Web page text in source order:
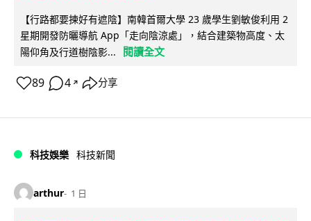
【行路都要揀好有遮陰】南韓首爾大學 23 歲學生劉敏俊利用 2
星期開發防曬導航 App「走向陰涼處」，結合建築物高度、太
陽仰角及行道樹陰影...
閱讀全文
89 4 ↗ 分享
科技娛樂 科技新聞
arthur 1 日